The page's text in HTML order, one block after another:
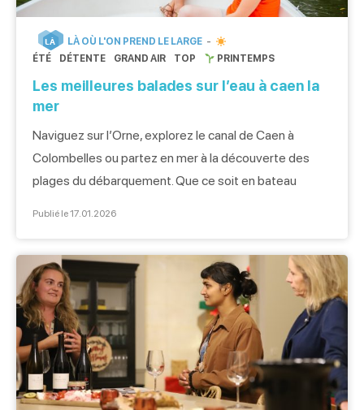
LÀ
LÀ OÙ L'ON PREND LE LARGE
ÉTÉ
DÉTENTE GRAND AIR TOP PRINTEMPS
Les meilleures balades sur l’eau à caen la
mer
Naviguez sur l’Orne, explorez le canal de Caen à
Colombelles ou partez en mer à la découverte des
plages du débarquement. Que ce soit en bateau
encore plus d’activités nautiques […]
Publié le 17.01.2026